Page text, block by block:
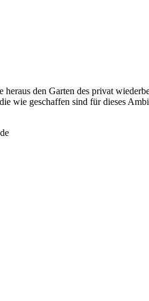
den Garten des privat
geschaffen sind für dieses